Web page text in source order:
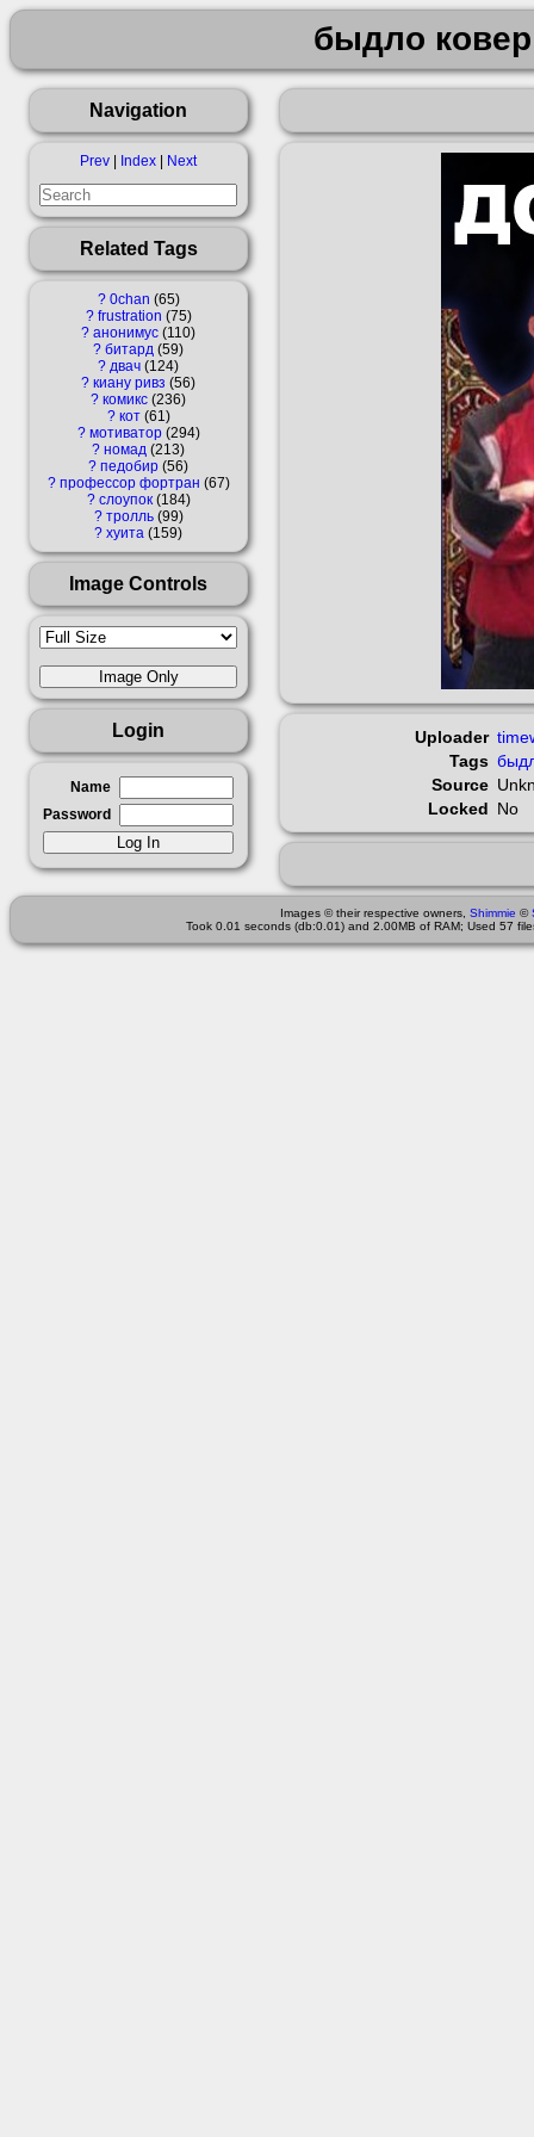
быдло
Navigation
Prev Index Next
Related Tags
? 0chan 65
? frustration 75
? анонимус 110
? битард 59
? двач 124
? киану ривз 56
? комикс 236
? кот 61
? мотиватор 294
? номад 213
? педобир 56
? профессор фортран 67
? слоупок 184
? тролль 99
? хуита 159
Image Controls
Login
Name
Password
Uploader
Tags
Source
Locked No
Images © their respective owners, Shimmie ©
Took 0.01 seconds (db:0.01) and 2.00MB of RAM; Used 57